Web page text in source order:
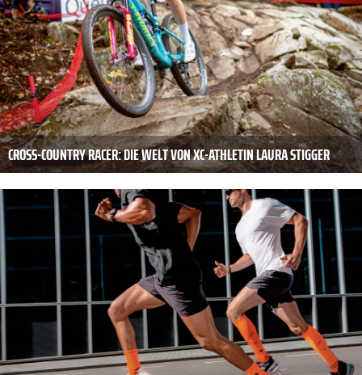
CROSS-COUNTRY RACER: DIE WELT VON XC-ATHLETIN LAURA STIGGER